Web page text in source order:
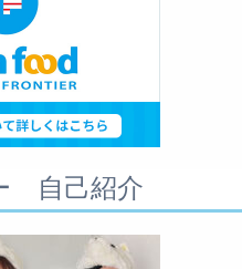
自己紹介